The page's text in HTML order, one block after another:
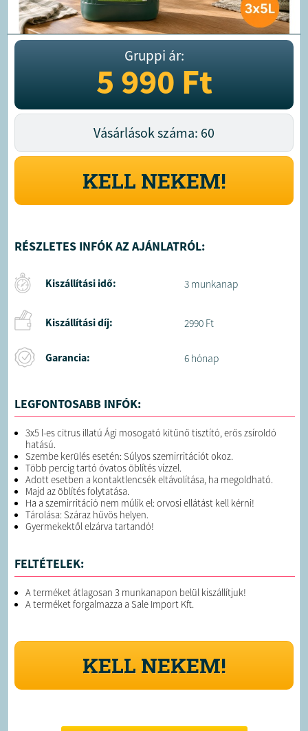
Gruppi ár:
5 990Ft
Vásárlások száma: 60
KELL NEKEM!
RÉSZLETES INFÓK AZ AJÁNLATRÓL:
Kiszállítási idő: 3 munkanap
Kiszállítási díj: 2990 Ft
Garancia: 6 hónap
LEGFONTOSABB INFÓK:
3x5 l-es citrus illatú Ági mosogató kitűnő tisztító, erős zsíroldó
hatású.
Szembe kerülés esetén: Súlyos szemirritációt okoz.
Több percig tartó óvatos öblítés vízzel.
Adott esetben a kontaktlencsék eltávolítása, ha megoldható.
Majd az öblítés folytatása.
Ha a szemirritáció nem múlik el: orvosi ellátást kell kérni!
Tárolása: Száraz hűvös helyen.
Gyermekektől elzárva tartandó!
FELTÉTELEK:
A terméket átlagosan 3 munkanapon belül kiszállítjuk!
A terméket forgalmazza a Sale Import Kft.
KELL NEKEM!